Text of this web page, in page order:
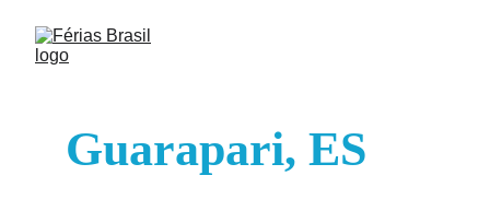
Guarapari, ES